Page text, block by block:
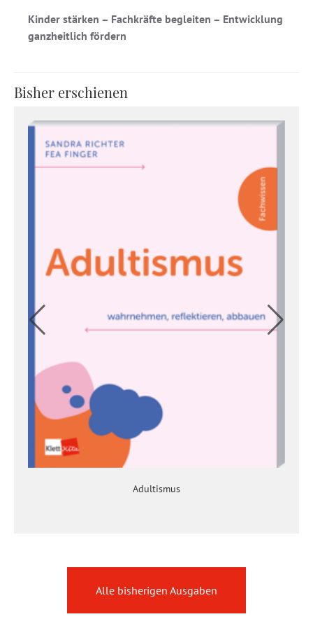
Kinder stärken – Fachkräfte begleiten – Entwicklung
ganzheitlich fördern
Bisher erschienen
Adultismus
Alle bisherigen Ausgaben